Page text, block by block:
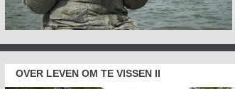
OVER LEVEN OM TE VISSEN II